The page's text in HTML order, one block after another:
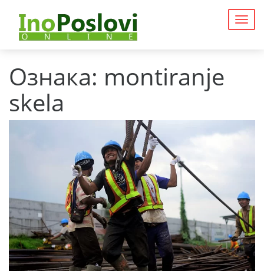
Ознака: montiranje
skela